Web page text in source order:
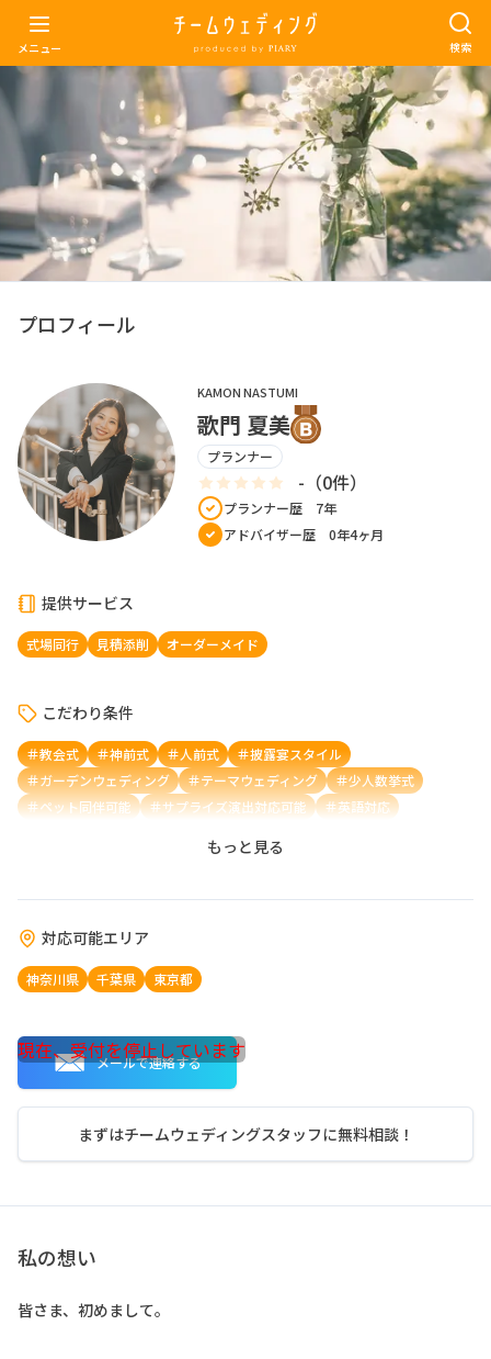
メニュー 検索
プロフィール
KAMONNASTUMI
歌門 夏美
プランナー
- （0件）
プランナー歴 7年
アドバイザー歴 0年4ヶ月
提供サービス
式場同行 見積添削 オーダーメイド
こだわり条件
教会式 神前式 人前式
披露宴スタイル
ガーデンウェディング
テーマウェディング
少人数挙式
ペット同伴可能
サプライズ演出対応可能 英語対応
もっと見る
対応可能エリア
神奈川県 千葉県 東京都
現在、受付を停止しています
メールで連絡する
まずはチームウェディングスタッフに無料相談！
私の想い
皆さま、初めまして。